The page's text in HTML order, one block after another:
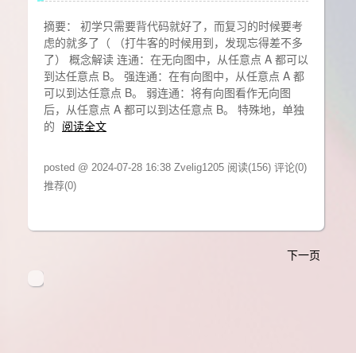
摘要： 初学只需要背代码就好了，而复习的时候要考
虑的就多了（ （打牛客的时候用到，发现忘得差不多
了） 概念解读 连通：在无向图中，从任意点 A 都可以
到达任意点 B。 强连通：在有向图中，从任意点 A 都
可以到达任意点 B。 弱连通：将有向图看作无向图
后，从任意点 A 都可以到达任意点 B。 特殊地，单独
的 阅读全文
posted @ 2024-07-28 16:38 Zvelig1205 阅读(156) 评论(0)
推荐(0)
下一页